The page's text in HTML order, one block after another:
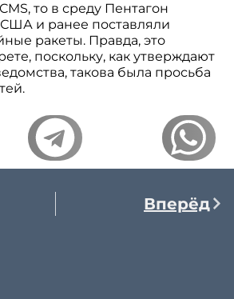
то в среду Пентагон
и ранее поставляли
ракеты. Правда, это
поскольку, как утверждают
такова была просьба
Вперёд